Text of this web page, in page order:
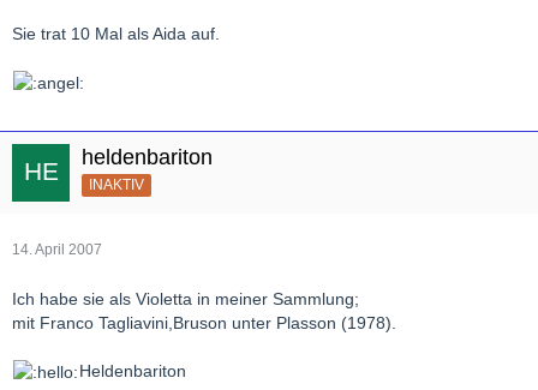
Sie trat 10 Mal als Aida auf.
heldenbariton
INAKTIV
14. April 2007
Ich habe sie als Violetta in meiner Sammlung;
mit Franco Tagliavini,Bruson unter Plasson (1978).
Heldenbariton